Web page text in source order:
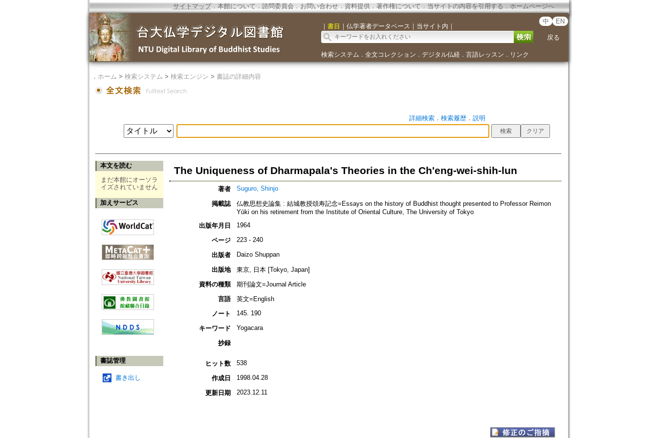
サイトマップ．本館について ． 諮問委員会． お問い合わせ． 資料提供． 著作権について．当サイトの内容を引用する ． ホームページへ
｜ 書目 ｜ 仏学著者データベース ｜ 当サイト内 ｜
中 EN
戻る
検索システム ． 全文コレクション ． デジタル仏経． 言語レッスン ． リンク
． ホーム > 検索システム > 検索エンジン > 書誌の詳細内容
詳細検索． 検索履歴． 説明
本文を読む
まだ本館にオーソラ
イズされていません
加えサービス
書誌管理
書き出し
The Uniqueness of Dharmapala's Theories in the Ch'eng-wei-shih-lun
著者 Suguro, Shinjo
掲載誌
仏教思想史論集 : 結城教授頌寿記念=Essays on the history of Buddhist thought presented to Professor Reimon
Yūki on his retirement from the Institute of Oriental Culture, The University of Tokyo
出版年月日
1964
ページ 223 - 240
出版者 Daizo Shuppan
出版地
東京, 日本 [Tokyo, Japan]
資料の種類
期刊論文=Journal Article
言語
英文=English
ノート
145. 190
キーワード Yogacara
抄録
ヒット数 538
作成日 1998.04.28
更新日期 2023.12.11